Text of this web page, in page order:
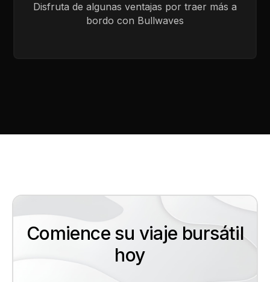
Disfruta de algunas ventajas por traer más a
bordo con Bullwaves
Comience su viaje bursátil
hoy